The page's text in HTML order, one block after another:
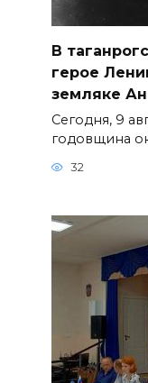
В
герое
земляке
Сегодня, 9
годовщина
32